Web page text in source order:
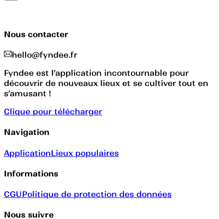
Nous contacter
hello@fyndee.fr
Fyndee est l’application incontournable pour
découvrir de nouveaux lieux et se cultiver tout en
s’amusant !
Clique pour télécharger
Navigation
ApplicationLieux populaires
Informations
CGUPolitique de protection des données
Nous suivre